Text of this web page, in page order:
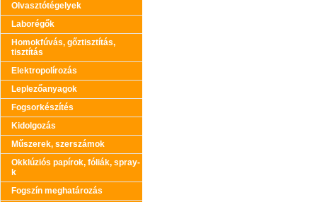
Olvasztótégelyek
Laborégők
Homokfúvás, gőztisztítás,
tisztítás
Elektropolírozás
Leplezőanyagok
Fogsorkészítés
Kidolgozás
Műszerek, szerszámok
Okklúziós papírok, fóliák, spray-
k
Fogszín meghatározás